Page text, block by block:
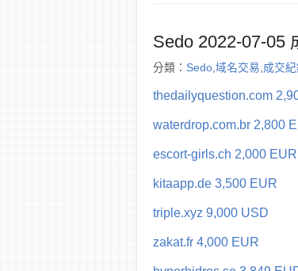
Sedo 2022-07-05
分類： Sedo,域名交易,成交紀
thedailyquestion.com
waterdrop.com.br 2,800
escort-girls.ch 2,000 EUR
kitaapp.de 3,500 EUR
triple.xyz 9,000 USD
zakat.fr 4,000 EUR